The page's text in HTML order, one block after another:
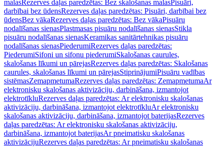
malasRezerves daļas paredzētas: Bez skalošanas malasPisuāri,
darbībai bez ūdensRezerves daļas paredzētas: Pisuāri, darbībai bez
ūdensBez vākaRezerves daļas paredzētas: Bez vākaPisuāru
nodalīšanas sienasPlastmasas pisuāru nodalīšanas sienasStikla
pisuāru nodalīšanas sienasKeramikas sanitārtehnikas pisuāru
nodalīšanas sienasPiederumiRezerves daļas paredzētas:
PiederumiSifoni un sifonu piederumiSkalošanas caurules,
skalošanas līkumi un pārejasRezerves daļas paredzētas: Skalošanas
caurules, skalošanas līkumi un pārejasStiprinājumiPisuāru vadības
sistēmasZemapmetumaRezerves daļas paredzētas: ZemapmetumaAr
elektronisku skalošanas aktivizāciju, darbināšana, izmantojot
elektrotīkluRezerves daļas paredzētas: Ar elektronisku skalošanas
aktivizāciju, darbināšana, izmantojot elektrotīkluAr elektronisku
skalošanas aktivizāciju, darbināšana, izmantojot baterijasRezerves
daļas paredzētas: Ar elektronisku skalošanas aktivizāciju,
darbināšana, izmantojot baterijasAr pneimatisku skalošanas
aktivizācijuRezerves daļas paredzētas: Ar pneimatisku skalošanas